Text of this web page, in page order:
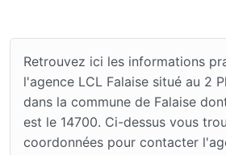
Retrouvez ici les informations
l'agence LCL Falaise situé au 2
dans la commune de Falaise
est le 14700. Ci-dessus vous
coordonnées pour contacter